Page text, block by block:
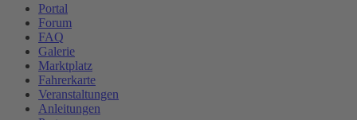
Portal
Forum
FAQ
Galerie
Marktplatz
Fahrerkarte
Veranstaltungen
Anleitungen